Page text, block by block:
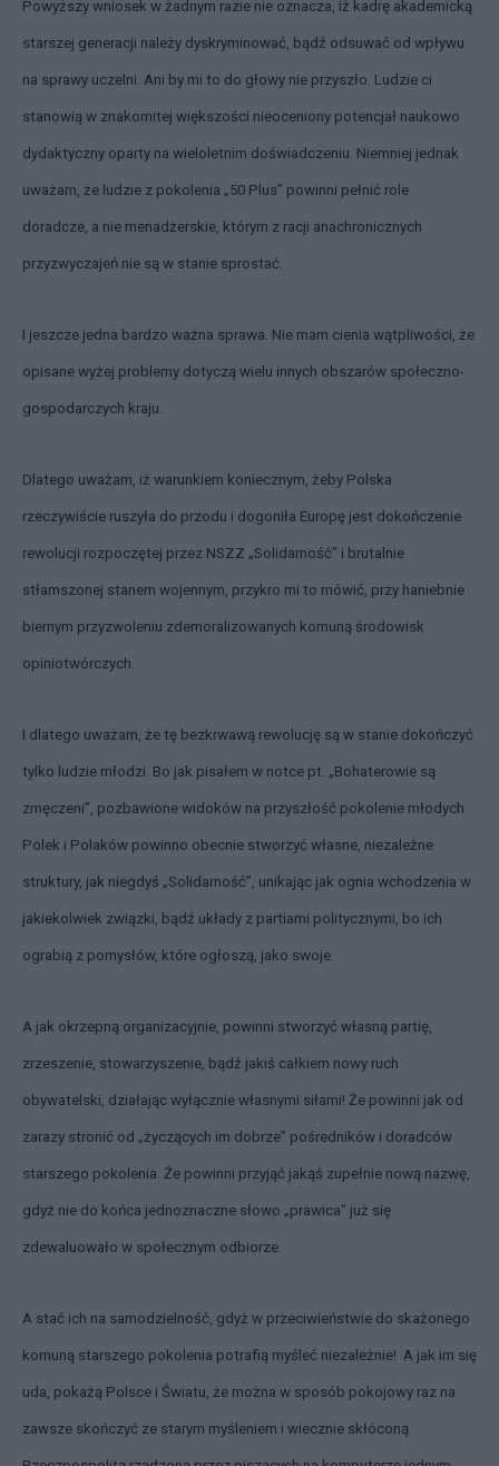
Powyższy wniosek w żadnym razie nie oznacza, iż kadrę akademicką
starszej generacji należy dyskryminować, bądź odsuwać od wpływu
na sprawy uczelni. Ani by mi to do głowy nie przyszło. Ludzie ci
stanowią w znakomitej większości nieoceniony potencjał naukowo
dydaktyczny oparty na wieloletnim doświadczeniu. Niemniej jednak
uważam, że ludzie z pokolenia „50 Plus” powinni pełnić role
doradcze, a nie menadżerskie, którym z racji anachronicznych
przyzwyczajeń nie są w stanie sprostać.
I jeszcze jedna bardzo ważna sprawa. Nie mam cienia wątpliwości, że
opisane wyżej problemy dotyczą wielu innych obszarów społeczno-
gospodarczych kraju.
Dlatego uważam, iż warunkiem koniecznym, żeby Polska
rzeczywiście ruszyła do przodu i dogoniła Europę jest dokończenie
rewolucji rozpoczętej przez NSZZ „Solidarność” i brutalnie
stłamszonej stanem wojennym, przykro mi to mówić, przy haniebnie
biernym przyzwoleniu zdemoralizowanych komuną środowisk
opiniotwórczych.
I dlatego uważam, że tę bezkrwawą rewolucję są w stanie dokończyć
tylko ludzie młodzi. Bo jak pisałem w notce pt. „Bohaterowie są
zmęczeni”, pozbawione widoków na przyszłość pokolenie młodych
Polek i Polaków powinno obecnie stworzyć własne, niezależne
struktury, jak niegdyś „Solidarność”, unikając jak ognia wchodzenia w
jakiekolwiek związki, bądź układy z partiami politycznymi, bo ich
ograbią z pomysłów, które ogłoszą, jako swoje.
A jak okrzepną organizacyjnie, powinni stworzyć własną partię,
zrzeszenie, stowarzyszenie, bądź jakiś całkiem nowy ruch
obywatelski, działając wyłącznie własnymi siłami! Że powinni jak od
zarazy stronić od „życzących im dobrze” pośredników i doradców
starszego pokolenia. Że powinni przyjąć jakąś zupełnie nową nazwę,
gdyż nie do końca jednoznaczne słowo „prawica” już się
zdewaluowało w społecznym odbiorze.
A stać ich na samodzielność, gdyż w przeciwieństwie do skażonego
komuną starszego pokolenia potrafią myśleć niezależnie! A jak im się
uda, pokażą Polsce i Światu, że można w sposób pokojowy raz na
zawsze skończyć ze starym myśleniem i wiecznie skłóconą